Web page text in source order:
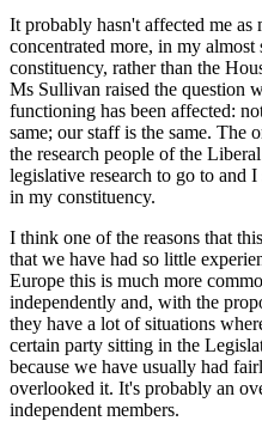
It probably hasn't affected me as
concentrated more, in my
constituency, rather than the
Ms Sullivan raised the question
functioning has been affected:
same; our staff is the same.
the research people of the
legislative research to go to and
in my constituency.
I think one of the reasons that
that we have had so little
Europe this is much more
independently and, with the
they have a lot of situations
certain party sitting in the
because we have usually had
overlooked it. It's probably an
independent members.